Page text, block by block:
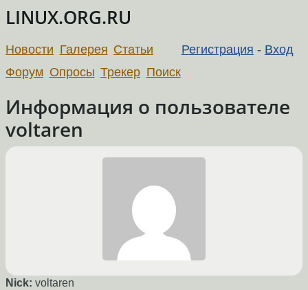
LINUX.ORG.RU
Регистрация - Вход
Новости Галерея Статьи
Форум Опросы Трекер Поиск
Информация о пользователе
voltaren
Nick: voltaren